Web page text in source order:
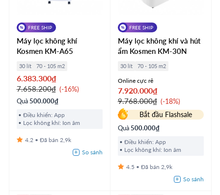
FREE SHIP
Máy lọc không khí
Kosmen KM-A65
30 lít 70 - 105 m2
6.383.300₫
7.658.200₫ -16%
Quà500.000₫
Điều khiển: App
Lọc không khí: Ion âm
4.2 2,9k
FREE SHIP
Máy lọc không khí và hút
ẩm Kosmen KM-30N
30 lít 70 - 105 m2
Online cực rẻ
7.920.000₫
9.768.000₫
-18%
Bắt đầu Flashsale
Quà500.000₫
Điều khiển: App
Lọc không khí: Ion âm
4.5 2,9k